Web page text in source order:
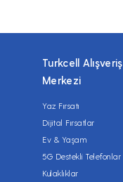
Turkcell Alışveriş
Merkezi
Yaz Fırsatı
Dijital Fırsatlar
Ev & Yaşam
5G Destekli Telefonlar
Kulaklıklar